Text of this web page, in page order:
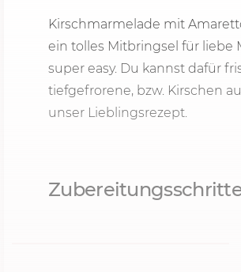
Kirschmarmelade mit
ein tolles Mitbringsel für liebe
super easy. Du kannst dafür
tiefgefrorene, bzw. Kirschen
unser Lieblingsrezept.